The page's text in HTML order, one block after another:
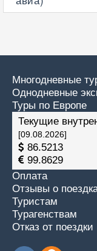
Многодневные
Однодневные
Туры по Европе
Текущие
[09.08.2026]
86.5213
99.8629
Оплата
Отзывы о
Туристам
Турагенствам
Отказ от поездки